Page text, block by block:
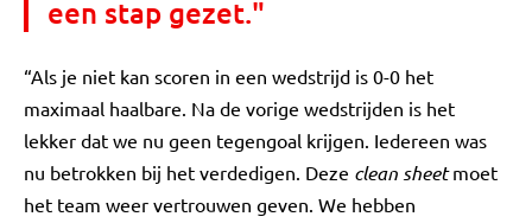
een stap gezet."
“Als je niet kan scoren in een wedstrijd is 0-0 het
maximaal haalbare. Na de vorige wedstrijden is het
lekker dat we nu geen tegengoal krijgen. Iedereen was
nu betrokken bij het verdedigen. Deze clean sheetmoet
het team weer vertrouwen geven. We hebben